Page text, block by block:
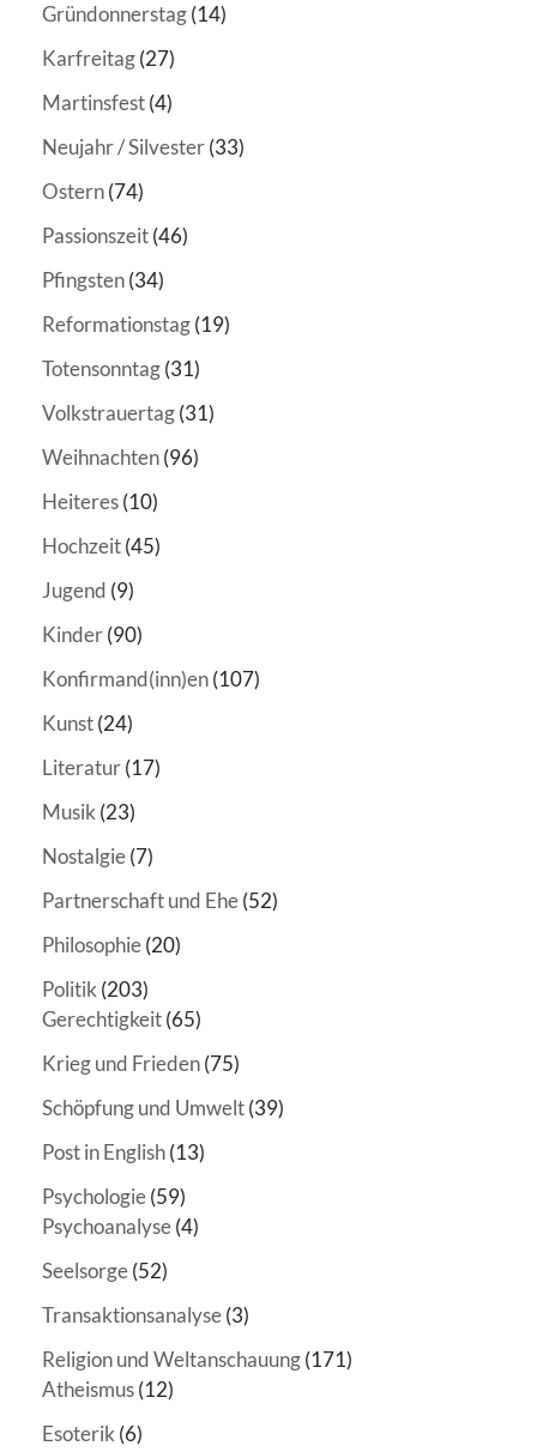
Gründonnerstag(14)
Karfreitag(27)
Martinsfest(4)
Neujahr / Silvester(33)
Ostern(74)
Passionszeit(46)
Pfingsten(34)
Reformationstag(19)
Totensonntag(31)
Volkstrauertag(31)
Weihnachten(96)
Heiteres(10)
Hochzeit(45)
Jugend (9)
Kinder(90)
Konfirmand(inn)en(107)
Kunst(24)
Literatur(17)
Musik(23)
Nostalgie(7)
Partnerschaft und Ehe(52)
Philosophie(20)
Politik(203)
Gerechtigkeit(65)
Krieg und Frieden(75)
Schöpfung und Umwelt(39)
Post in English(13)
Psychologie(59)
Psychoanalyse(4)
Seelsorge(52)
Transaktionsanalyse(3)
Religion und Weltanschauung(171)
Atheismus(12)
Esoterik(6)